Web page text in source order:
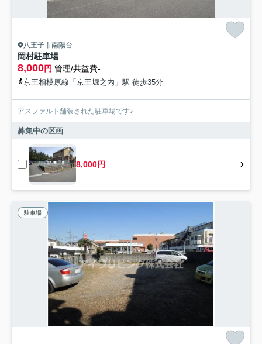
八王子市南陽台
岡村駐車場
8,000円 管理/共益費-
京王相模原線「京王堀之内」駅 徒歩35分
アスファルト舗装された駐車場です♪
募集中の区画
8,000円
駐車場